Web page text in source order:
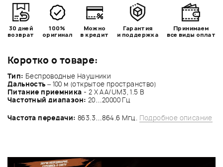
Коротко о товаре:
Тип: Беспроводные Наушники
Дальность – 100 м (открытое пространство)
Питание приемника - 2 Х AA/UM3, 1.5 В
Частотный диапазон: 20…20000 Гц
Частота передачи: 863.3…864.6 Мгц. Подробное описание
30 дней
возврат
100%
оригинал
Можно
в кредит
Гарантия
и поддержка
Принимаем
все виды оплат